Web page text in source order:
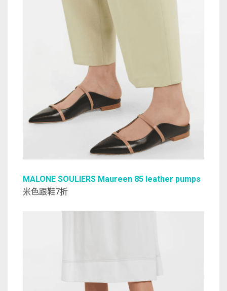
MALONE SOULIERS Maureen 85 leather pumps
米色跟鞋7折